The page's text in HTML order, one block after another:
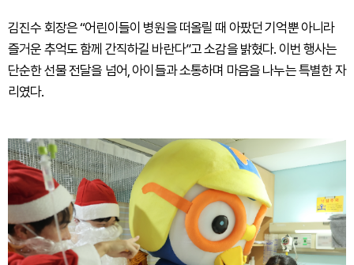
김진수 회장은 “어린이들이 병원을 떠올릴 때 아팠던 기억뿐 아니라
즐거운 추억도 함께 간직하길 바란다”고 소감을 밝혔다. 이번 행사는
단순한 선물 전달을 넘어, 아이들과 소통하며 마음을 나누는 특별한 자
리였다.